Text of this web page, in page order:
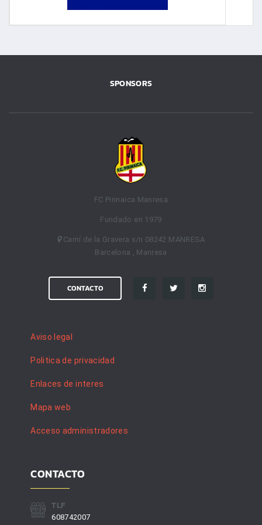
SPONSORS
FC Pirinaica Manresa
Fundado en 1979
Camí de la Gravera s/n 08242 MANRESA
Barcelona , Manresa
CONTACTO
Aviso legal
Politica de privacidad
Enlaces de interes
Mapa web
Acceso administradores
CONTACTO
TLF
608742007